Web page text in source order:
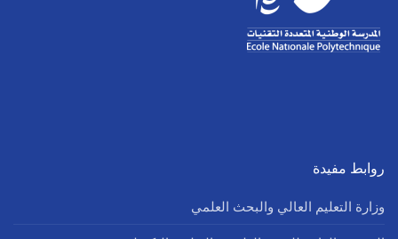
روابط مفيدة
وزارة التعليم العالي والبحث العلمي